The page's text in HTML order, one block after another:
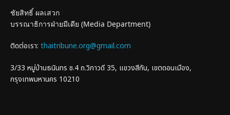
ชัยสิทธิ์ ผลเสวก
บรรณาธิการฝ่ายมีเดีย (Media Department)
ติดต่อเรา: thaitribune.org@gmail.com
3/33 หมู่บ้านธนินทร ซ.4 ถ.วิภาวดี 35, แขวงสีกัน, เขตดอนเมือง,
กรุงเทพมหานคร 10210